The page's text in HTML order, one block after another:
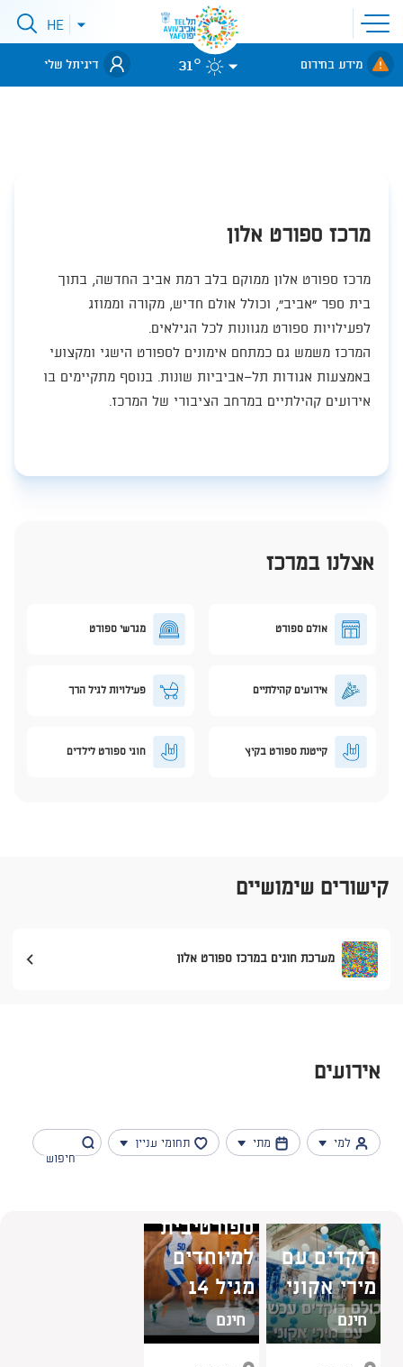
סגירת
תפריט
אתר
לאתר עיריית
תל-אביב
פתיחתHE
מידע בחירום 31° דיגיתל שלי
מרכז ספורט אלון
​מרכז ספורט אלון ממוקם בלב רמת אביב החדשה, בתוך
בית ספר "אביב", וכולל אולם חדיש, מקורה וממוזג
לפעילויות ספורט מגוונות לכל הגילאים.
המרכז משמש גם כמתחם אימונים לספורט הישגי ומקצועי
באמצעות אגודות תל־אביביות שונות. בנוסף מתקיימים בו
אירועים קהילתיים במרחב הציבורי של המרכז. ​
אצלנו במרכז
אולם ספורט מגרשי ספורט
אירועים קהילתיים פעילויות לגיל הרך
קייטנת ספורט בקיץ חוגי ספורט לילדים
קישורים שימושיים
מערכת חוגים במרכז ספורט אלון
אירועים
למי מתי תחומי עניין
נמצאו 6 תוצאות
רוקדים עם
מירי אקוני
חינם
ספורטיבית
למיוחדים
מגיל 14
חינם